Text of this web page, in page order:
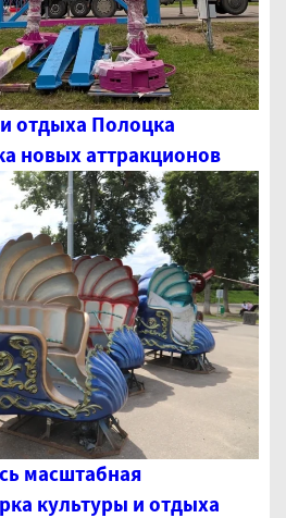
отдыха Полоцка
новых аттракционов
масштабная
культуры и отдыха